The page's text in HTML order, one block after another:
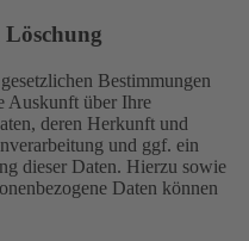
Bestimmungen
Auskunft über Ihre
deren Herkunft und
und ggf. ein
dieser Daten. Hierzu sowie
Daten können